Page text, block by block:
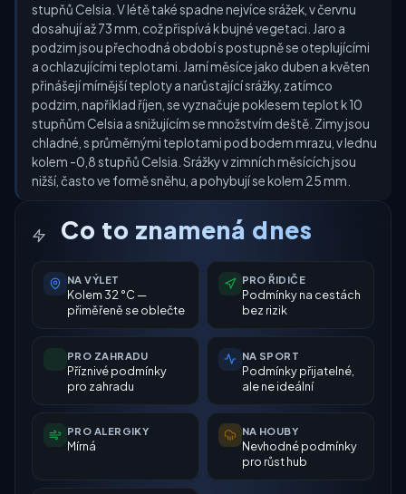
stupňů Celsia. V létě také spadne nejvíce srážek, v červnu
dosahují až 73 mm, což přispívá k bujné vegetaci. Jaro a
podzim jsou přechodná období s postupně se oteplujícími
a ochlazujícími teplotami. Jarní měsíce jako duben a květen
přinášejí mírnější teploty a narůstající srážky, zatímco
podzim, například říjen, se vyznačuje poklesem teplot k 10
stupňům Celsia a snižujícím se množstvím deště. Zimy jsou
chladné, s průměrnými teplotami pod bodem mrazu, v lednu
kolem -0,8 stupňů Celsia. Srážky v zimních měsících jsou
nižší, často ve formě sněhu, a pohybují se kolem 25 mm.
Co to znamená dnes
NA VÝLET
Kolem 32 °C —
přiměřeně se oblečte
PRO ŘIDIČE
Podmínky na cestách
bez rizik
PRO ZAHRADU
Příznivé podmínky
pro zahradu
NA SPORT
Podmínky přijatelné,
ale ne ideální
PRO ALERGIKY
Mírná
NA HOUBY
Nevhodné podmínky
pro růst hub